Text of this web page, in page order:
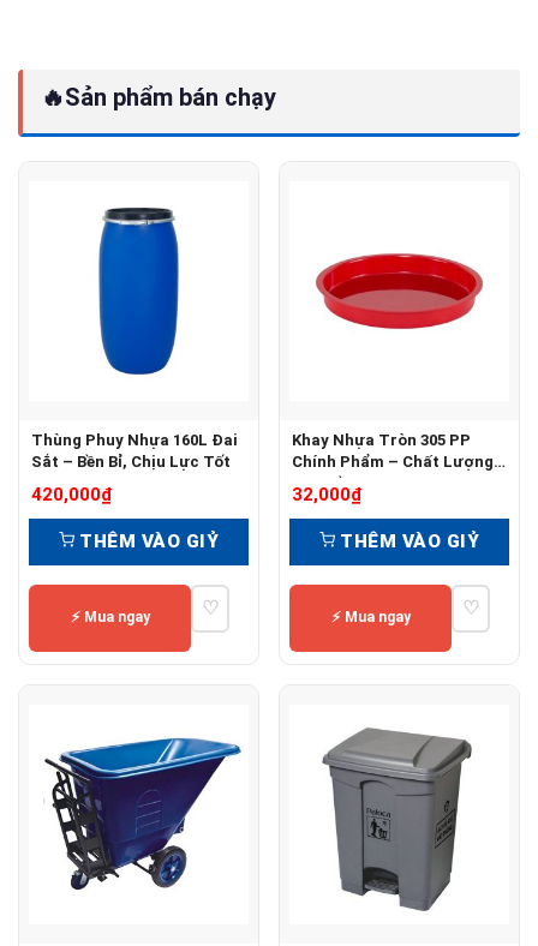
🔥Sản phẩm bán chạy
Thùng Phuy Nhựa 160L Đai
Sắt – Bền Bỉ, Chịu Lực Tốt
420,000₫
THÊM VÀO GIỶ
⚡ Mua ngay ♡
Khay Nhựa Tròn 305 PP
Chính Phẩm – Chất Lượng
Cao, Bền Đẹp
32,000₫
THÊM VÀO GIỶ
⚡ Mua ngay ♡